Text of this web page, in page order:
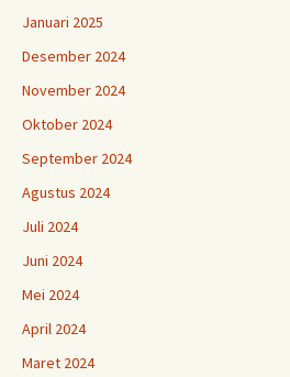
Januari 2025
Desember 2024
November 2024
Oktober 2024
September 2024
Agustus 2024
Juli 2024
Juni 2024
Mei 2024
April 2024
Maret 2024